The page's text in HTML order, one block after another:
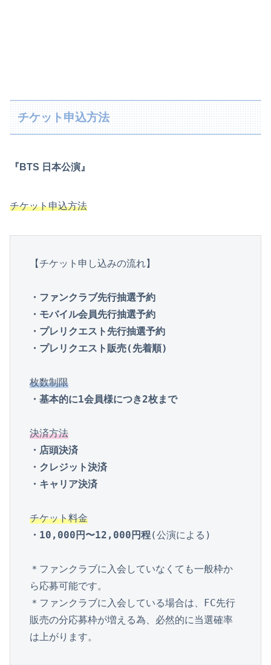
チケット申込方法
『BTS 日本公演』
チケット申込方法
【チケット申し込みの流れ】
・ファンクラブ先行抽選予約
・モバイル会員先行抽選予約
・プレリクエスト先行抽選予約
・プレリクエスト販売(先着順)
枚数制限
・基本的に1会員様につき2枚まで
決済方法
・店頭決済
・クレジット決済
・キャリア決済
チケット料金
・10,000円〜12,000円程(公演による)
＊ファンクラブに入会していなくても一般枠か
ら応募可能です。
＊ファンクラブに入会している場合は、FC先行
販売の分応募枠が増える為、必然的に当選確率
は上がります。